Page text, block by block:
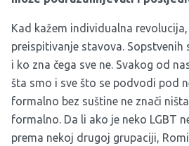
Kad kažem individualna
preispitivanje stavova. Sopstvenih
i ko zna čega sve ne. Svakog od
šta smo i sve što se podvodi pod
formalno bez suštine ne znači
formalno. Da li ako je neko LGBT
prema nekoj drugoj grupaciji,